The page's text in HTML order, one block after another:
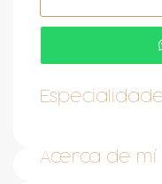
Acerca de mí